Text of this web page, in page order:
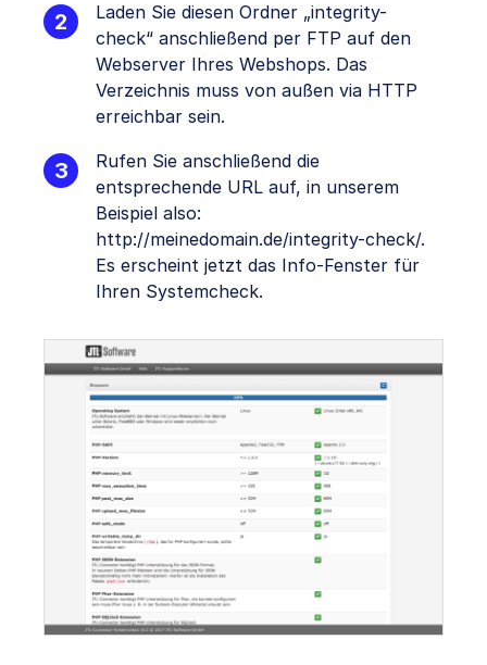
Laden Sie diesen Ordner „integrity-
check“ anschließend per FTP auf den
Webserver Ihres Webshops. Das
Verzeichnis muss von außen via HTTP
erreichbar sein.
Rufen Sie anschließend die
entsprechende URL auf, in unserem
Beispiel also:
http://meinedomain.de/integrity-check/.
Es erscheint jetzt das Info-Fenster für
Ihren Systemcheck.